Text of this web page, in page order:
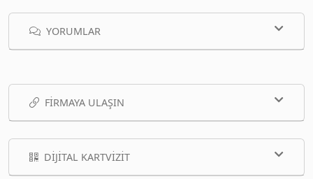
YORUMLAR
FIRMAYA ULAŞIN
DIJITAL KARTVIZIT